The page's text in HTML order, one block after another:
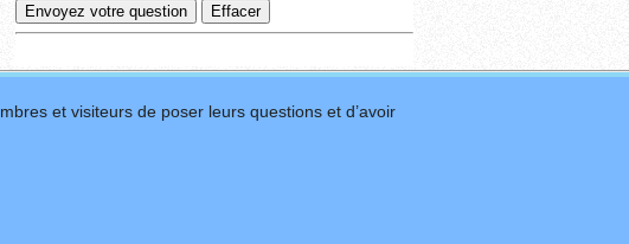
et visiteurs de poser leurs questions et d’avoir